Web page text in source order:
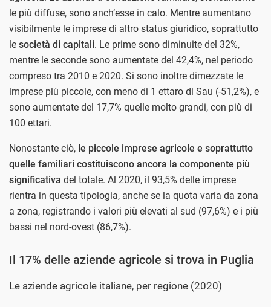
le più diffuse, sono anch’esse in calo. Mentre aumentano
visibilmente le imprese di altro status giuridico, soprattutto
le società di capitali. Le prime sono diminuite del 32%,
mentre le seconde sono aumentate del 42,4%, nel periodo
compreso tra 2010 e 2020. Si sono inoltre dimezzate le
imprese più piccole, con meno di 1 ettaro di Sau (-51,2%), e
sono aumentate del 17,7% quelle molto grandi, con più di
100 ettari.
Nonostante ciò, le piccole imprese agricole e soprattutto
quelle familiari costituiscono ancora la componente più
significativa del totale. Al 2020, il 93,5% delle imprese
rientra in questa tipologia, anche se la quota varia da zona
a zona, registrando i valori più elevati al sud (97,6%) e i più
bassi nel nord-ovest (86,7%).
Il 17% delle aziende agricole si trova in Puglia
Le aziende agricole italiane, per regione (2020)